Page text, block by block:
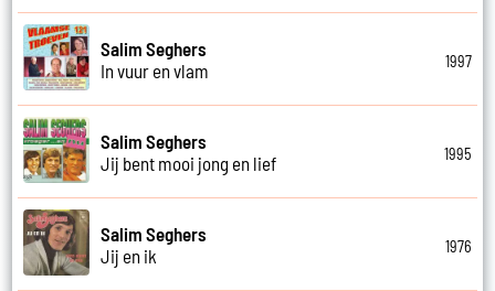
Salim Seghers
In vuur en vlam
1997
Salim Seghers
Jij bent mooi jong en lief
1995
Salim Seghers
Jij en ik
1976